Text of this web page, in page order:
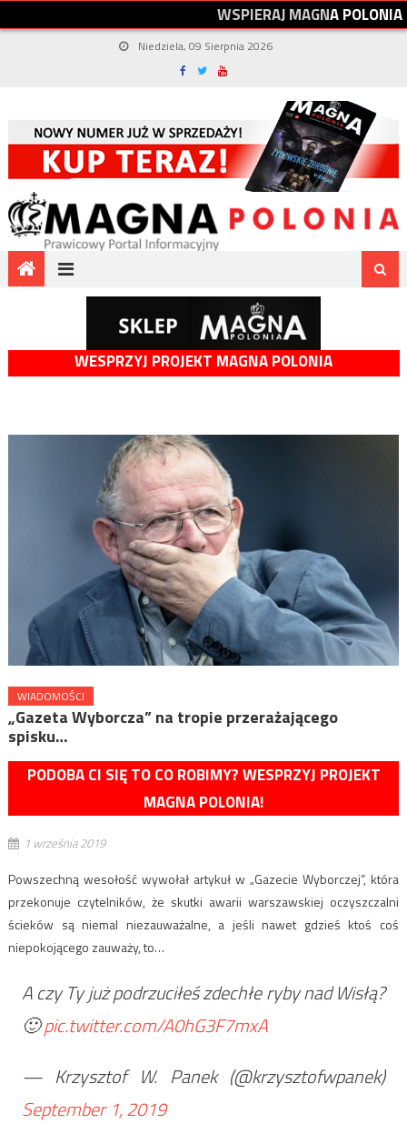
WSPIERAJMAGNAPOLONIA
Niedziela, 09 Sierpnia 2026
WESPRZYJ PROJEKT MAGNA POLONIA
WIADOMOŚCI
„Gazeta Wyborcza” na tropie przerażającego
spisku…
PODOBA CI SIĘ TO CO ROBIMY? WESPRZYJ PROJEKT
MAGNA POLONIA!
1 września 2019
Powszechną wesołość wywołał artykuł w „Gazecie Wyborczej”, która
przekonuje czytelników, że skutki awarii warszawskiej oczyszczalni
ścieków są niemal niezauważalne, a jeśli nawet gdzieś ktoś coś
niepokojącego zauważy, to…
A czy Ty już podrzuciłeś zdechłe ryby nad Wisłą?
🙂pic.twitter.com/A0hG3F7mxA
— Krzysztof W. Panek (@krzysztofwpanek)
September 1, 2019